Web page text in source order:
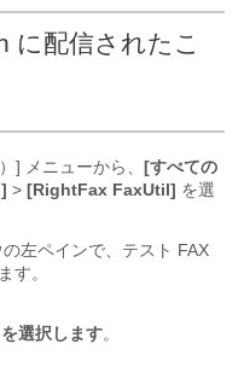
に配信されたこ
] メニューから、 [すべての
> [RightFax FaxUtil] を選
左ペインで、テスト FAX
す。
選択します。